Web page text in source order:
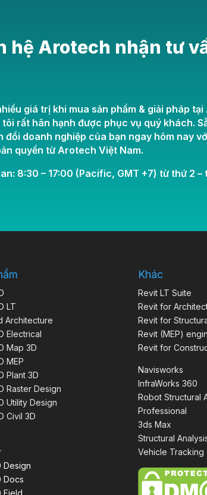
hệ Arotech nhận tư
giá trị khi mua sản phẩm & giải pháp
tôi rất hân hạnh được phục vụ quý khách.
đổi doanh nghiệp của bạn ngay hôm nay
quyền từ Arotech Việt Nam.
8:30 – 17:00 (Pacific, GMT +7) từ thứ 2 –
LT
Architecture
Electrical
Map 3D
MEP
Plant 3D
Raster Design
Utility Design
Civil 3D
Design
Docs
Field
Khác
Revit LT Suite
Revit for
Revit for
Revit (MEP)
Revit for
Navisworks
InfraWorks 360
Robot Structural
Professional
3ds Max
Structural
Vehicle Tracking